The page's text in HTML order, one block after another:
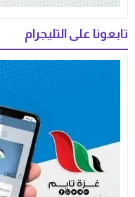
تابعونا على التليجرام